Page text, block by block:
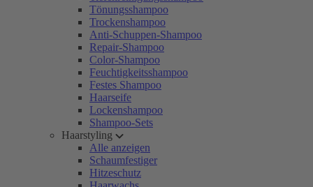
Tönungsshampoo
Trockenshampoo
Anti-Schuppen-Shampoo
Repair-Shampoo
Color-Shampoo
Feuchtigkeitsshampoo
Festes Shampoo
Haarseife
Lockenshampoo
Shampoo-Sets
Haarstyling
Alle anzeigen
Schaumfestiger
Hitzeschutz